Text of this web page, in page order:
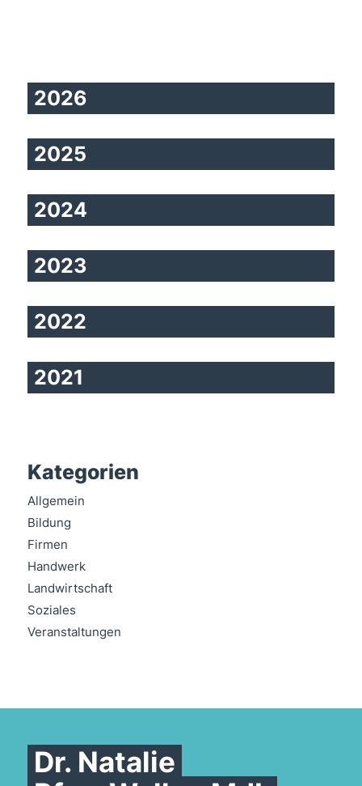
2026
2025
2024
2023
2022
2021
Kategorien
Allgemein
Bildung
Firmen
Handwerk
Landwirtschaft
Soziales
Veranstaltungen
Dr. Natalie